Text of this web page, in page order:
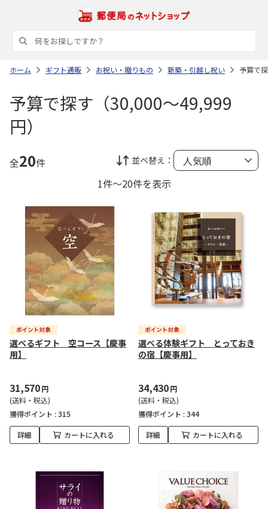
ホーム ギフト通販 お祝い・贈りもの 新築・引越し祝い 予算で
予算で探す（30,000～49,999
円）
全20件 並べ替え：
1件～20件を表示
選べるギフト 空コース【慶事
用】
31,570円
(送料・税込)
獲得ポイント : 315
詳細 カートに入れる
選べる体験ギフト とっておき
の宿【慶事用】
34,430円
(送料・税込)
獲得ポイント : 344
詳細 カートに入れる